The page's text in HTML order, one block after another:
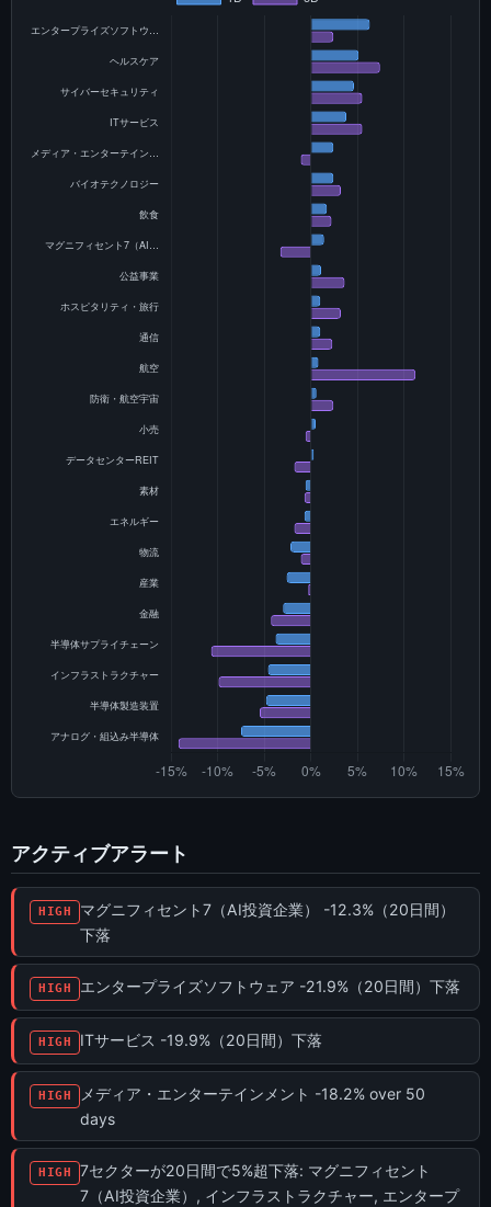
アクティブアラート
HIGH
マグニフィセント7（AI投資企業） -12.3%（20日間）
下落
HIGH エンタープライズソフトウェア -21.9%（20日間）下落
HIGH ITサービス -19.9%（20日間）下落
HIGH
メディア・エンターテインメント -18.2% over 50
days
HIGH
7セクターが20日間で5%超下落: マグニフィセント
7（AI投資企業）, インフラストラクチャー, エンタープ